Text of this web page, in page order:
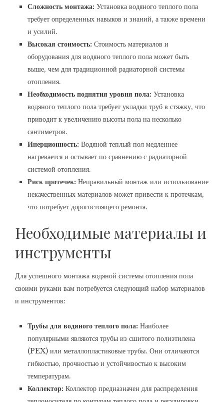
Сложность монтажа: Установка водяного теплого пола
требует определенных навыков и знаний, а также времени
и усилий.
Высокая стоимость: Стоимость материалов и
оборудования для водяного теплого пола может быть
выше, чем для традиционной радиаторной системы
отопления.
Необходимость поднятия уровня пола: Установка
водяного теплого пола требует укладки труб в стяжку, что
приводит к увеличению высоты пола на несколько
сантиметров.
Инерционность: Водяной теплый пол медленнее
нагревается и остывает по сравнению с радиаторной
системой отопления.
Риск протечек: Неправильный монтаж или использование
некачественных материалов может привести к протечкам,
что потребует дорогостоящего ремонта.
Необходимые материалы и
инструменты
Для успешного монтажа водяной системы отопления пола
своими руками вам потребуется следующий набор материалов
и инструментов:
Трубы для водяного теплого пола: Наиболее
популярными являются трубы из сшитого полиэтилена
(PEX) или металлопластиковые трубы. Они отличаются
гибкостью, прочностью и устойчивостью к высоким
температурам.
Коллектор: Коллектор предназначен для распределения